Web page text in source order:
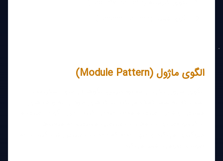
الگوی ماژول (Module Pattern)